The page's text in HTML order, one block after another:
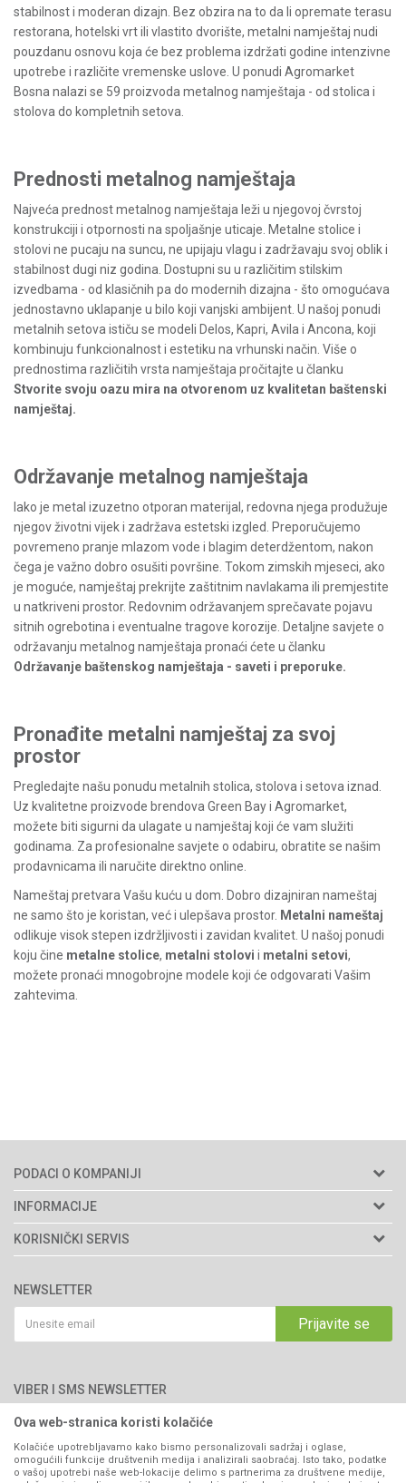
stabilnost i moderan dizajn. Bez obzira na to da li opremate terasu
restorana, hotelski vrt ili vlastito dvorište, metalni namještaj nudi
pouzdanu osnovu koja će bez problema izdržati godine intenzivne
upotrebe i različite vremenske uslove. U ponudi Agromarket
Bosna nalazi se 59 proizvoda metalnog namještaja - od stolica i
stolova do kompletnih setova.
Prednosti metalnog namještaja
Najveća prednost metalnog namještaja leži u njegovoj čvrstoj
konstrukciji i otpornosti na spoljašnje uticaje. Metalne stolice i
stolovi ne pucaju na suncu, ne upijaju vlagu i zadržavaju svoj oblik i
stabilnost dugi niz godina. Dostupni su u različitim stilskim
izvedbama - od klasičnih pa do modernih dizajna - što omogućava
jednostavno uklapanje u bilo koji vanjski ambijent. U našoj ponudi
metalnih setova ističu se modeli Delos, Kapri, Avila i Ancona, koji
kombinuju funkcionalnost i estetiku na vrhunski način. Više o
prednostima različitih vrsta namještaja pročitajte u članku
Stvorite svoju oazu mira na otvorenom uz kvalitetan baštenski
namještaj.
Održavanje metalnog namještaja
Iako je metal izuzetno otporan materijal, redovna njega produžuje
njegov životni vijek i zadržava estetski izgled. Preporučujemo
povremeno pranje mlazom vode i blagim deterdžentom, nakon
čega je važno dobro osušiti površine. Tokom zimskih mjeseci, ako
je moguće, namještaj prekrijte zaštitnim navlakama ili premjestite
u natkriveni prostor. Redovnim održavanjem sprečavate pojavu
sitnih ogrebotina i eventualne tragove korozije. Detaljne savjete o
održavanju metalnog namještaja pronaći ćete u članku
Održavanje baštenskog namještaja - saveti i preporuke.
Pronađite metalni namještaj za svoj
prostor
Pregledajte našu ponudu metalnih stolica, stolova i setova iznad.
Uz kvalitetne proizvode brendova Green Bay i Agromarket,
možete biti sigurni da ulagate u namještaj koji će vam služiti
godinama. Za profesionalne savjete o odabiru, obratite se našim
prodavnicama ili naručite direktno online.
Nameštaj pretvara Vašu kuću u dom. Dobro dizajniran nameštaj
ne samo što je koristan, već i ulepšava prostor. Metalni nameštaj
odlikuje visok stepen izdržljivosti i zavidan kvalitet. U našoj ponudi
koju čine metalne stolice, metalni stolovi i metalni setovi,
možete pronaći mnogobrojne modele koji će odgovarati Vašim
zahtevima.
PODACI O KOMPANIJI
Agromarket d.o.o.
Matični broj: 11003826
76300 Bijeljina
066/44-99-00
INFORMACIJE
O nama
Brendovi
Katalozi
Saradnja
Kontakt
KORISNIČKI SERVIS
Politika privatnosti
Kako kupiti
Isporuka
Pravo na odustajanje
Reklamacije
Povraćaj sredstava
Zamjena artikala
NEWSLETTER
Prijavite se
VIBER I SMS NEWSLETTER
PRATITE NAS
Ova web-stranica koristi kolačiće
Kolačiće upotrebljavamo kako bismo personalizovali sadržaj i oglase,
omogućili funkcije društvenih medija i analizirali saobraćaj. Isto tako, podatke
o vašoj upotrebi naše web-lokacije delimo s partnerima za društvene medije,